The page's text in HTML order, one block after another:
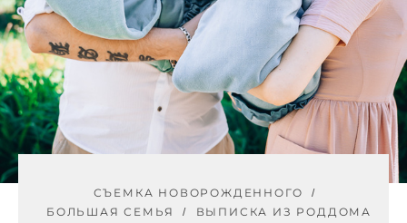
СЪЕМКА НОВОРОЖДЕННОГО
БОЛЬШАЯ СЕМЬЯ
ВЫПИСКА ИЗ РОДДОМА